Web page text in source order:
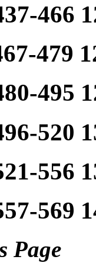
466
479
495
520
556
569
Page